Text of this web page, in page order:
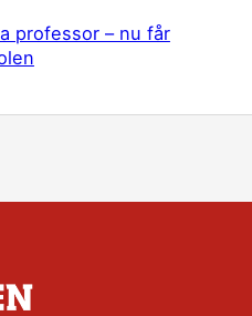
professor – nu får